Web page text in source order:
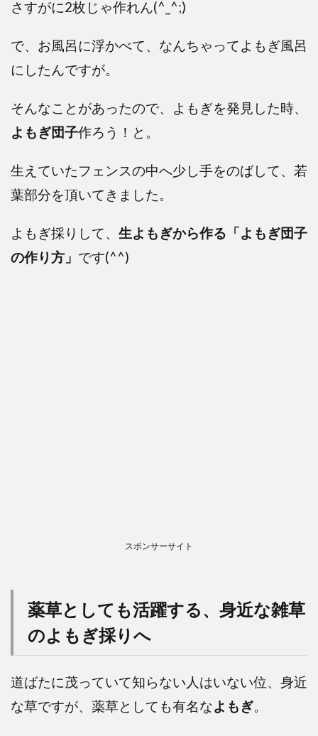
さすがに2枚じゃ作れん(^_^;)
で、お風呂に浮かべて、なんちゃってよもぎ風呂
にしたんですが。
そんなことがあったので、よもぎを発見した時、
よもぎ団子作ろう！と。
生えていたフェンスの中へ少し手をのばして、若
葉部分を頂いてきました。
よもぎ採りして、 生よもぎから作る「よもぎ団子
の作り方」 です(^^)
スポンサーサイト
薬草としても活躍する、身近な雑草
のよもぎ採りへ
道ばたに茂っていて知らない人はいない位、身近
な草ですが、薬草としても有名なよもぎ。